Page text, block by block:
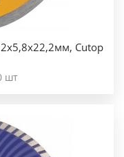
Cutop
шт